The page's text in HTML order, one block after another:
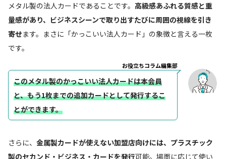
メタル製の法人カードであることです。 高級感あふれる質感と重
量感があり、ビジネスシーンで取り出すたびに周囲の視線を引き
寄せます。まさに「かっこいい法人カード」の象徴と言える一枚
です。
お役立ちコラム編集部
このメタル製のかっこいい法人カードは本会員
と、もう1枚までの追加カードとして発行するこ
とができます。
さらに、 金属製カードが使えない加盟店向けには、プラスチック
製のセカンド・ビジネス・カードを発行可能。場面に応じて使い